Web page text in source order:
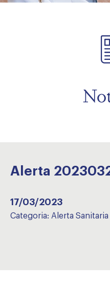
Alerta
17/03/2023
Categoria: Alerta Sanitaria